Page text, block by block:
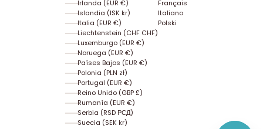
Irlanda (EUR €)
Islandia (ISK kr)
Italia (EUR €)
Liechtenstein (CHF CHF)
Luxemburgo (EUR €)
Noruega (EUR €)
Países Bajos (EUR €)
Polonia (PLN zł)
Portugal (EUR €)
Reino Unido (GBP £)
Rumanía (EUR €)
Serbia (RSD РСД)
Suecia (SEK kr)
Français
Italiano
Polski